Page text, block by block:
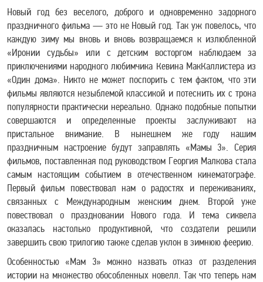
Новый год без веселого, доброго и одновременно задорного
праздничного фильма — это не Новый год. Так уж повелось, что
каждую зиму мы вновь и вновь возвращаемся к излюбленной
«Иронии судьбы» или с детским восторгом наблюдаем за
приключениями народного любимчика Кевина МакКаллистера из
«Один дома». Никто не может поспорить с тем фактом, что эти
фильмы являются незыблемой классикой и потеснить их с трона
популярности практически нереально. Однако подобные попытки
совершаются и определенные проекты заслуживают на
пристальное внимание. В нынешнем же году нашим
праздничным настроение будут заправлять «Мамы 3». Серия
фильмов, поставленная под руководством Георгия Малкова стала
самым настоящим событием в отечественном кинематографе.
Первый фильм повествовал нам о радостях и переживаниях,
связанных с Международным женским днем. Второй уже
повествовал о праздновании Нового года. И тема сиквела
оказалась настолько продуктивной, что создатели решили
завершить свою трилогию также сделав уклон в зимнюю феерию.
Особенностью «Мам 3» можно назвать отказ от разделения
истории на множество обособленных новелл. Так что теперь нам